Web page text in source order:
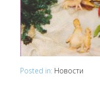
Posted in: Новости